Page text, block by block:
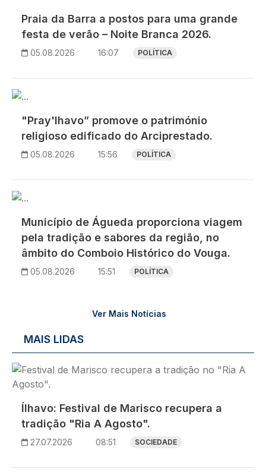
Praia da Barra a postos para uma grande
festa de verão – Noite Branca 2026.
05.08.2026 16:07 POLÍTICA
Imagem
"Pray'lhavo” promove o património
religioso edificado do Arciprestado.
05.08.2026 15:56 POLÍTICA
Imagem
Município de Águeda proporciona viagem
pela tradição e sabores da região, no
âmbito do Comboio Histórico do Vouga.
05.08.2026 15:51 POLÍTICA
Ver Mais Notícias
MAIS LIDAS
Imagem
Ílhavo: Festival de Marisco recupera a
tradição "Ria A Agosto".
27.07.2026 08:51 SOCIEDADE